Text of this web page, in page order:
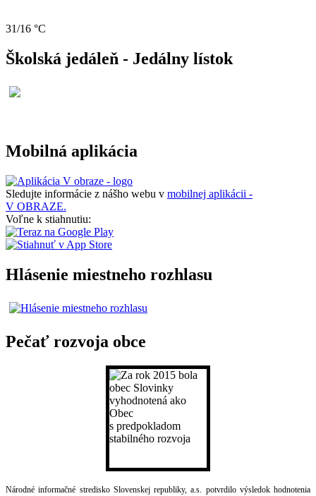
31/16 °C
Školská jedáleň - Jedálny lístok
Mobilná aplikácia
Sledujte informácie z nášho webu v mobilnej aplikácii -
V OBRAZE.
Voľne k stiahnutiu:
Hlásenie miestneho rozhlasu
Pečať rozvoja obce
Národné informačné stredisko Slovenskej republiky, a.s. potvrdilo výsledok hodnotenia